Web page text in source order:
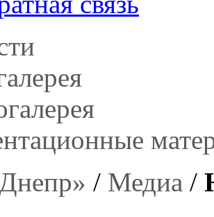
/ Медиа /